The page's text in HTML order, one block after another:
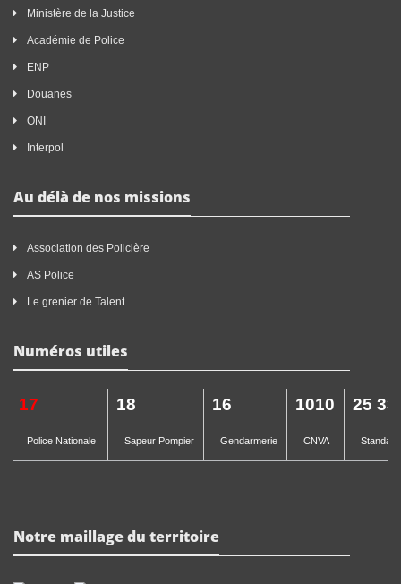
Ministère de la Justice
Académie de Police
ENP
Douanes
ONI
Interpol
Au délà de nos missions
Association des Policière
AS Police
Le grenier de Talent
Numéros utiles
17
Police Nationale
18
Sapeur Pompier
16
Gendarmerie
1010
CNVA
25 33
Notre maillage du territoire